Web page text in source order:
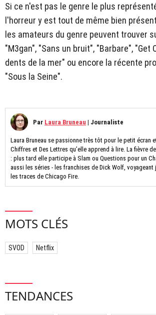
Si ce n'est pas le genre le plus
l'horreur y est tout de même bien
les amateurs du genre peuvent trouver
"M3gan", "Sans un bruit", "Barbare", "Get
dents de la mer" ou encore la récente
"Sous la Seine".
Par Laura Bruneau | Journaliste
Laura Bruneau se passionne très tôt pour le petit écran
Chiffres et Des Lettres qu’elle apprend à lire. La fièvre
: plus tard elle participe à Slam ou Questions pour un
aussi les séries - les franchises de Dick Wolf, voyageant
les traces de Chicago Fire.
MOTS CLÉS
SVOD Netflix
TENDANCES